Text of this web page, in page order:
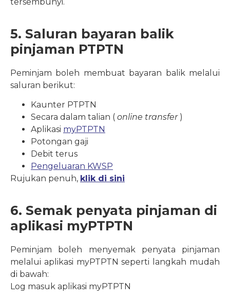
tersembunyi.
5. Saluran bayaran balik
pinjaman PTPTN
Peminjam boleh membuat bayaran balik melalui
saluran berikut:
Kaunter PTPTN
Secara dalam talian ( online transfer )
Aplikasi myPTPTN
Potongan gaji
Debit terus
Pengeluaran KWSP
Rujukan penuh, klik di sini
6. Semak penyata pinjaman di
aplikasi myPTPTN
Peminjam boleh menyemak penyata pinjaman
melalui aplikasi myPTPTN seperti langkah mudah
di bawah:
Log masuk aplikasi myPTPTN